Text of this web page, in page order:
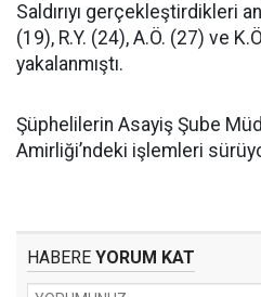
Saldırıyı gerçekleştirdikleri
(19), R.Y. (24), A.Ö. (27) ve
yakalanmıştı.
Şüphelilerin Asayiş Şube
Amirliği’ndeki işlemleri
HABERE YORUM KAT